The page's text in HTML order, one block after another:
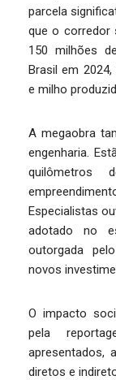
parcela
que o corredor
150 milhões
Brasil em
e milho
A megaobra
engenharia.
Especialistas
adotado no
outorgada
novos
O impacto
pela
apresentados,
diretos e